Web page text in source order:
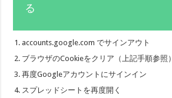
る
accounts.google.com でサインアウト
ブラウザのCookieをクリア（上記手順参照）
再度Googleアカウントにサインイン
スプレッドシートを再度開く